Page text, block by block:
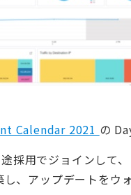
Calendar 2021 の
採用でジョインして
、アップデートをウ